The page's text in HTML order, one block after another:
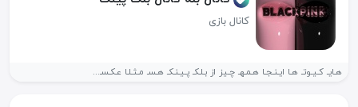
کانال بازی
هـایـ کـیـوتـ هـا ایـنـجـا هـمـهـ چـیز از بـلـکـ پـیـنـکـ هـسـ مـثـلـا عـکـسـ...